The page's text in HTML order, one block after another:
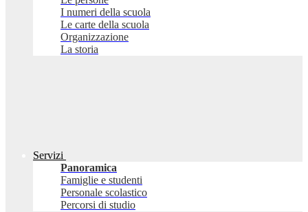
I numeri della scuola
Le carte della scuola
Organizzazione
La storia
Servizi
Panoramica
Famiglie e studenti
Personale scolastico
Percorsi di studio